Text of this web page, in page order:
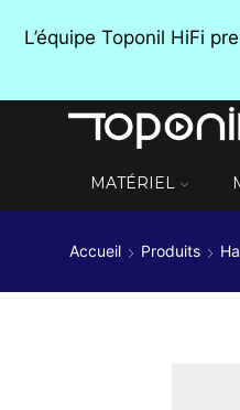
L’équipe Toponil HiFi
MATÉRIEL
Accueil Produits